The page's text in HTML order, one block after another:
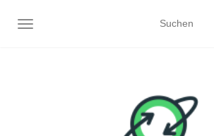
NAVIGATION UMSCHALTEN